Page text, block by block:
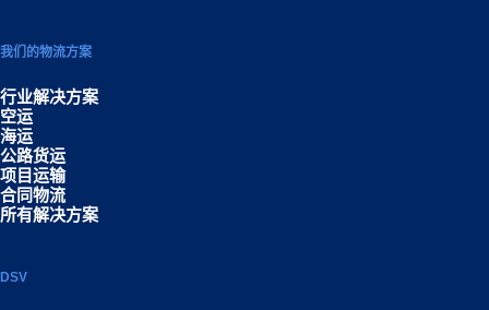
我们的物流方案
行业解决方案
空运
海运
公路货运
项目运输
合同物流
所有解决方案
DSV